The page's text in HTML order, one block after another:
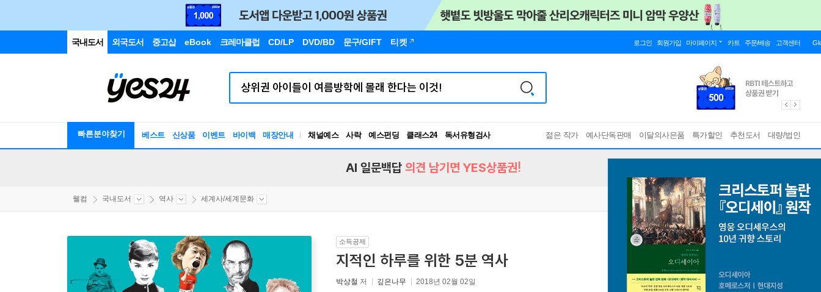
국내도서 외국도서 중고샵 eBook 크레마클럽 CD/LP DVD/BD 문구/GIFT 티켓 로그인 회원가입 마이페이지 카트 주문/배송 고객센터
빠른분야찾기 베스트 신상품 이벤트 바이백 매장안내 채널예스 사락 예스펀딩 클래스24
독서유형검사
RBTI Lab
젊은 작가 예사단독판매 이달의사은품 특가할인 추천도서 대량/법인
AI 일문백답 의견 남기면 YES상품권!
웰컴 국내도서 역사 세계사/세계문화
소득공제
지적인 하루를 위한 5분 역사
박상철 저 깊은나무 2018년 02월 02일